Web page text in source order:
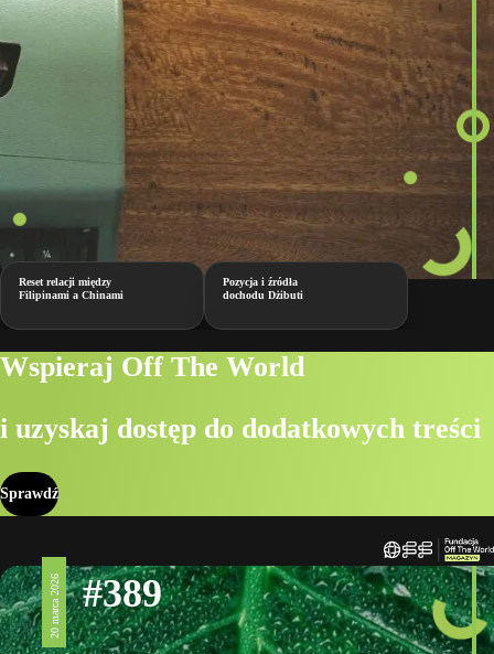
Reset relacji między
Filipinami a Chinami
Pozycja i źródła
dochodu Dżibuti
Wspieraj Off The World
i uzyskaj dostęp do dodatkowych treści
Sprawdź
20 marca 2026 #389